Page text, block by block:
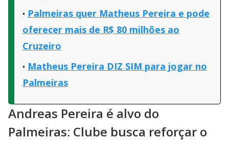
Palmeiras quer Matheus Pereira e pode
oferecer mais de R$ 80 milhões ao
Cruzeiro
Matheus Pereira DIZ SIM para jogar no
Palmeiras
Andreas Pereira é alvo do
Palmeiras: Clube busca reforçar o